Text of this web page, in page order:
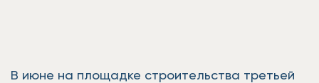
В июне на площадке строительства третьей